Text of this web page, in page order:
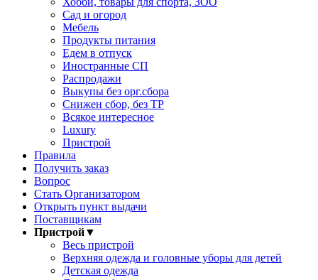
Сад и огород
Мебель
Продукты питания
Едем в отпуск
Иностранные СП
Распродажи
Выкупы без орг.сбора
Снижен сбор, без ТР
Всякое интересное
Luxury
Пристрой
Правила
Получить заказ
Вопрос
Стать Организатором
Открыть пункт выдачи
Поставщикам
Пристрой▼
Весь пристрой
Верхняя одежда и головные уборы для детей
Детская одежда